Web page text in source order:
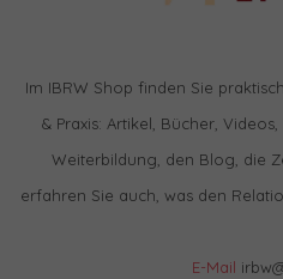
Im IBRW Shop finden Sie
& Praxis: Artikel, Bücher,
Weiterbildung, den Blog, die
erfahren Sie auch, was den
E-Mail